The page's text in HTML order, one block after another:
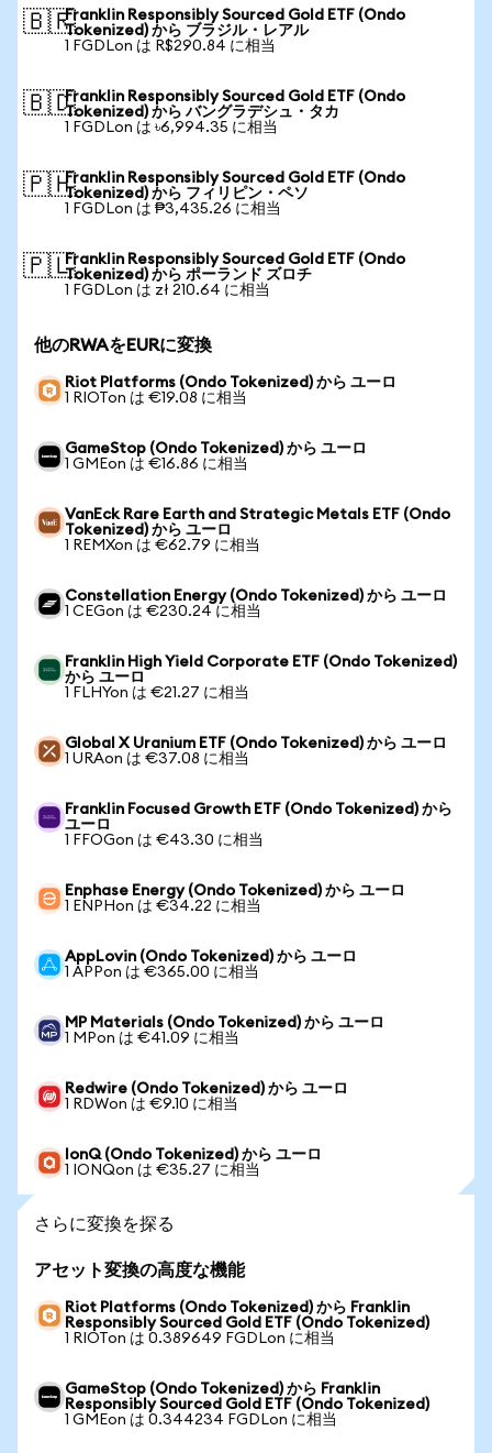
🇧🇷Franklin Responsibly Sourced Gold ETF (Ondo
Tokenized) から ブラジル・レアル
1 FGDLon は R$290.84 に相当
🇧🇩Franklin Responsibly Sourced Gold ETF (Ondo
Tokenized) から バングラデシュ・タカ
1 FGDLon は ৳6,994.35 に相当
🇵🇭Franklin Responsibly Sourced Gold ETF (Ondo
Tokenized) から フィリピン・ペソ
1 FGDLon は ₱3,435.26 に相当
🇵🇱Franklin Responsibly Sourced Gold ETF (Ondo
Tokenized) から ポーランド ズロチ
1 FGDLon は zł 210.64 に相当
他のRWAをEURに変換
Riot Platforms (Ondo Tokenized) から ユーロ
1 RIOTon は €19.08 に相当
GameStop (Ondo Tokenized) から ユーロ
1 GMEon は €16.86 に相当
VanEck Rare Earth and Strategic Metals ETF (Ondo
Tokenized) から ユーロ
1 REMXon は €62.79 に相当
Constellation Energy (Ondo Tokenized) から ユーロ
1 CEGon は €230.24 に相当
Franklin High Yield Corporate ETF (Ondo Tokenized)
から ユーロ
1 FLHYon は €21.27 に相当
Global X Uranium ETF (Ondo Tokenized) から ユーロ
1 URAon は €37.08 に相当
Franklin Focused Growth ETF (Ondo Tokenized) から
ユーロ
1 FFOGon は €43.30 に相当
Enphase Energy (Ondo Tokenized) から ユーロ
1 ENPHon は €34.22 に相当
AppLovin (Ondo Tokenized) から ユーロ
1 APPon は €365.00 に相当
MP Materials (Ondo Tokenized) から ユーロ
1 MPon は €41.09 に相当
Redwire (Ondo Tokenized) から ユーロ
1 RDWon は €9.10 に相当
IonQ (Ondo Tokenized) から ユーロ
1 IONQon は €35.27 に相当
さらに変換を探る
アセット変換の高度な機能
Riot Platforms (Ondo Tokenized) から Franklin
Responsibly Sourced Gold ETF (Ondo Tokenized)
1 RIOTon は 0.389649 FGDLon に相当
GameStop (Ondo Tokenized) から Franklin
Responsibly Sourced Gold ETF (Ondo Tokenized)
1 GMEon は 0.344234 FGDLon に相当